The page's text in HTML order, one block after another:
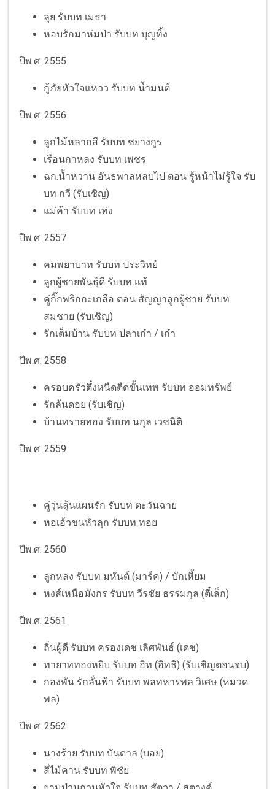
ลุย รับบท เมธา
หอบรักมาห่มป่า รับบท บุญทิ้ง
ปีพ.ศ. 2555
กู้ภัยหัวใจแหวว รับบท น้ำมนต์
ปีพ.ศ. 2556
ลูกไม้หลากสี รับบท ชยางกูร
เรือนกาหลง รับบท เพชร
ฉก.น้ำหวาน อันธพาลหลบไป ตอน รู้หน้าไม่รู้ใจ รับ
บท กวี (รับเชิญ)
แม่ค้า รับบท เท่ง
ปีพ.ศ. 2557
คมพยาบาท รับบท ประวิทย์
ลูกผู้ชายพันธุ์ดี รับบท แท้
คู่กิ๊กพริกกะเกลือ ตอน สัญญาลูกผู้ชาย รับบท
สมชาย (รับเชิญ)
รักเต็มบ้าน รับบท ปลาเก๋า / เก๋า
ปีพ.ศ. 2558
ครอบครัวตึ๋งหนืดตืดขั้นเทพ รับบท ออมทรัพย์
รักล้นดอย (รับเชิญ)
บ้านทรายทอง รับบท นกุล เวชนิติ
ปีพ.ศ. 2559
คู่วุ่นลุ้นแผนรัก รับบท ตะวันฉาย
หอเฮ้วขนหัวลุก รับบท ทอย
ปีพ.ศ. 2560
ลูกหลง รับบท มหันต์ (มาร์ค) / บักเหี้ยม
หงส์เหนือมังกร รับบท วีรชัย ธรรมกุล (ตี๋เล็ก)
ปีพ.ศ. 2561
ถิ่นผู้ดี รับบท ครองเดช เลิศพันธ์ (เดช)
ทายาททองหยิบ รับบท อิท (อิทธิ) (รับเชิญตอนจบ)
กองพัน รักลั่นฟ้า รับบท พลทหารพล วิเศษ (หมวด
พล)
ปีพ.ศ. 2562
นางร้าย รับบท บันดาล (บอย)
สี่ไม้คาน รับบท พิชัย